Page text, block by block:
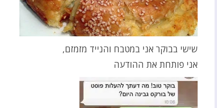
שישי בבוקר אני במטבח והנייד מזמזם,
אני פותחת את ההודעה